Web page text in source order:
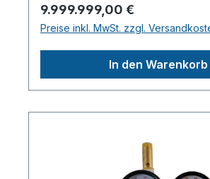
passendPerfektes Zubehör für
Kompressoren bis 50 L
KompressorenFerdinand-
Regulärer Preis:
9.999.999,00 €
Preise inkl. MwSt. zzgl.
In den Warenkorb